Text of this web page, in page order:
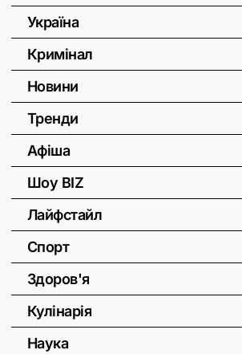
Україна
Кримінал
Новини
Тренди
Афіша
Шоу BIZ
Лайфстайл
Спорт
Здоров'я
Кулінарія
Наука